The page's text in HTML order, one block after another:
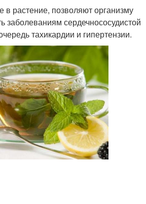
растение, позволяют организму
заболеваниям сердечнососудистой
тахикардии и гипертензии.